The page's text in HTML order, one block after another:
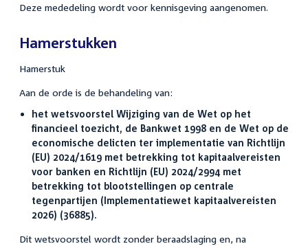
Deze mededeling wordt voor kennisgeving aangenomen.
Hamerstukken
Hamerstuk
Aan de orde is de behandeling van:
het wetsvoorstel Wijziging van de Wet op het
financieel toezicht, de Bankwet 1998 en de Wet op de
economische delicten ter implementatie van Richtlijn
(EU) 2024/1619 met betrekking tot kapitaalvereisten
voor banken en Richtlijn (EU) 2024/2994 met
betrekking tot blootstellingen op centrale
tegenpartijen (Implementatiewet kapitaalvereisten
2026) (36885).
Dit wetsvoorstel wordt zonder beraadslaging en, na